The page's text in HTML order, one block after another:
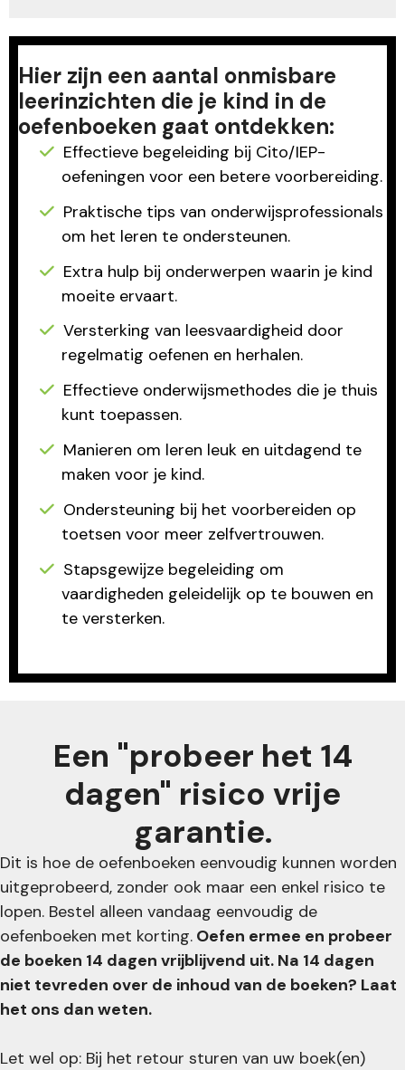
Hier zijn een aantal onmisbare
leerinzichten die je kind in de
oefenboeken gaat ontdekken:
Effectieve begeleiding bij Cito/IEP-
oefeningen voor een betere voorbereiding.
Praktische tips van onderwijsprofessionals
om het leren te ondersteunen.
Extra hulp bij onderwerpen waarin je kind
moeite ervaart.
Versterking van leesvaardigheid door
regelmatig oefenen en herhalen.
Effectieve onderwijsmethodes die je thuis
kunt toepassen.
Manieren om leren leuk en uitdagend te
maken voor je kind.
Ondersteuning bij het voorbereiden op
toetsen voor meer zelfvertrouwen.
Stapsgewijze begeleiding om
vaardigheden geleidelijk op te bouwen en
te versterken.
Een "probeer het 14
dagen" risico vrije
garantie.
Dit is hoe de oefenboeken eenvoudig kunnen worden
uitgeprobeerd, zonder ook maar een enkel risico te
lopen. Bestel alleen vandaag eenvoudig de
oefenboeken met korting. Oefen ermee en probeer
de boeken 14 dagen vrijblijvend uit. Na 14 dagen
niet tevreden over de inhoud van de boeken? Laat
het ons dan weten.
Let wel op: Bij het retour sturen van uw boek(en)